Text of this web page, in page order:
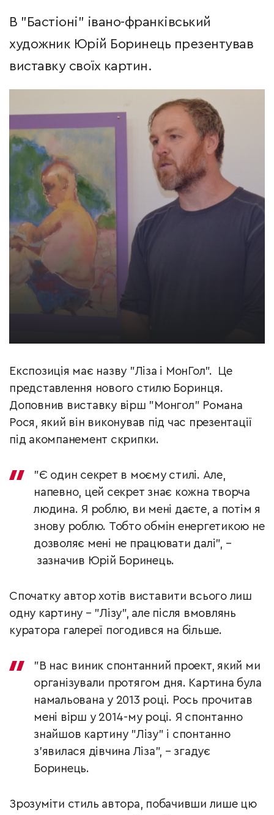
В "Бастіоні" івано-франківський
художник Юрій Боринець презентував
виставку своїх картин.
Експозиція має назву "Ліза і МонГол". Це
представлення нового стилю Боринця.
Доповнив виставку вірш "Монгол" Романа
Рося, який він виконував під час презентації
під акомпанемент скрипки.
"Є один секрет в моєму стилі. Але,
напевно, цей секрет знає кожна творча
людина. Я роблю, ви мені даєте, а потім я
знову роблю. Тобто обмін енергетикою не
дозволяє мені не працювати далі", –
зазначив Юрій Боринець.
Спочатку автор хотів виставити всього лиш
одну картину – "Лізу", але після вмовлянь
куратора галереї погодився на більше.
"В нас виник спонтанний проект, який ми
організували протягом дня. Картина була
намальована у 2013 році. Рось прочитав
мені вірш у 2014-му році. Я спонтанно
знайшов картину "Лізу" і спонтанно
з’явилася дівчина Ліза”, – згадує
Боринець.
Зрозуміти стиль автора, побачивши лише цю